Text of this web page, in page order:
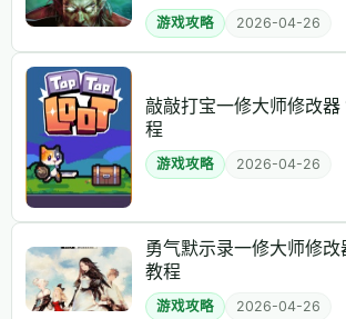
游戏攻略 2026-04-26
敲敲打宝一修大师修改
程
游戏攻略 2026-04-26
勇气默示录一修大师修改
教程
游戏攻略 2026-04-26